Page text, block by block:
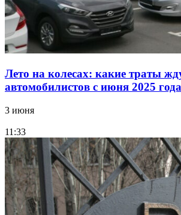
Лето на колесах: какие траты
автомобилистов с июня 2025 года
3 июня
11:33